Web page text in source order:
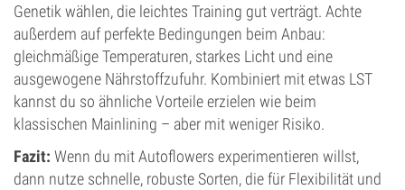
Genetik wählen, die leichtes Training gut verträgt. Achte
außerdem auf perfekte Bedingungen beim Anbau:
gleichmäßige Temperaturen, starkes Licht und eine
ausgewogene Nährstoffzufuhr. Kombiniert mit etwas LST
kannst du so ähnliche Vorteile erzielen wie beim
klassischen Mainlining – aber mit weniger Risiko.
Fazit: Wenn du mit Autoflowers experimentieren willst,
dann nutze schnelle, robuste Sorten, die für Flexibilität und